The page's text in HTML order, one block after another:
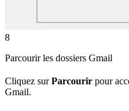
8
Parcourir les dossiers Gmail
Cliquez surParcourir pour
Gmail.